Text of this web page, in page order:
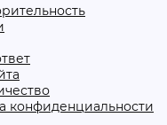
конфиденциальности